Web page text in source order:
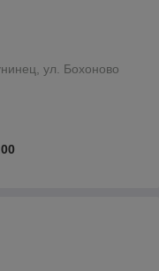
ул. Бохоново